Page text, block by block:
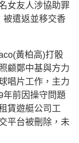
女友人涉協助罪
被遣返並移交香
黃柏高)打骰
顧鄭中基與方力
唱片工作，主力
年前因操守問題
賃遊艇公司工
平台被刪除，未